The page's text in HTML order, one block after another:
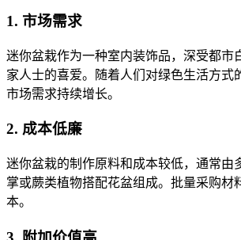
1. 市场需求
迷你盆栽作为一种室内装饰品，深受都市
家人士的喜爱。随着人们对绿色生活方式
市场需求持续增长。
2. 成本低廉
迷你盆栽的制作原料和成本较低，通常由
掌或蕨类植物搭配花盆组成。批量采购材
本。